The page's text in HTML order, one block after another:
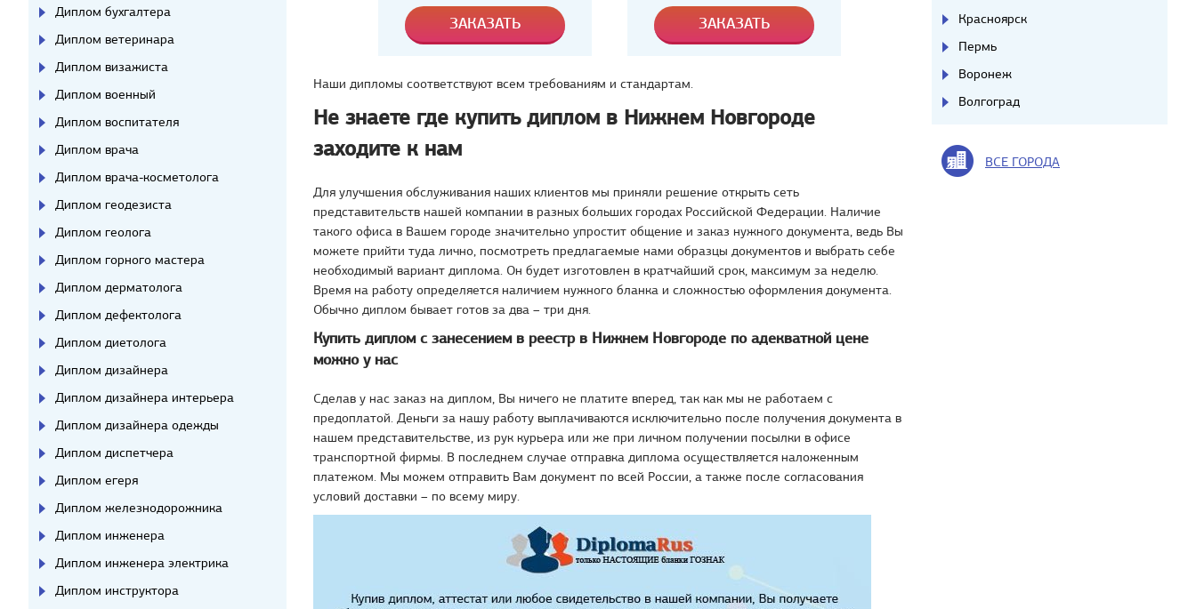
Наши дипломы соответствуют всем требованиям и стандартам.
Не знаете где купить диплом в Нижнем Новгороде
заходите к нам
Для улучшения обслуживания наших клиентов мы приняли решение открыть сеть
представительств нашей компании в разных больших городах Российской Федерации. Наличие
такого офиса в Вашем городе значительно упростит общение и заказ нужного документа, ведь Вы
можете прийти туда лично, посмотреть предлагаемые нами образцы документов и выбрать себе
необходимый вариант диплома. Он будет изготовлен в кратчайший срок, максимум за неделю.
Время на работу определяется наличием нужного бланка и сложностью оформления документа.
Обычно диплом бывает готов за два – три дня.
Купить диплом с занесением в реестр в Нижнем Новгороде по адекватной цене
можно у нас
Сделав у нас заказ на диплом, Вы ничего не платите вперед, так как мы не работаем с
предоплатой. Деньги за нашу работу выплачиваются исключительно после получения документа в
нашем представительстве, из рук курьера или же при личном получении посылки в офисе
транспортной фирмы. В последнем случае отправка диплома осуществляется наложенным
платежом. Мы можем отправить Вам документ по всей России, а также после согласования
условий доставки – по всему миру.
Диплом бухгалтера
Диплом ветеринара
Диплом визажиста
Диплом военный
Диплом воспитателя
Диплом врача
Диплом врача-косметолога
Диплом геодезиста
Диплом геолога
Диплом горного мастера
Диплом дерматолога
Диплом дефектолога
Диплом диетолога
Диплом дизайнера
Диплом дизайнера интерьера
Диплом дизайнера одежды
Диплом диспетчера
Диплом егеря
Диплом железнодорожника
Диплом инженера
Диплом инженера электрика
Диплом инструктора
Красноярск
Пермь
Воронеж
Волгоград
ВСЕ ГОРОДА